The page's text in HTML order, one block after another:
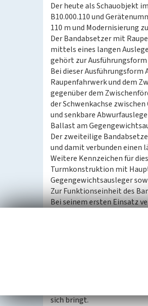
Der heute als Schauobjekt
B10.000.110 und
110 m und Modernisierung
Der Bandabsetzer mit
mittels eines langen
gehört zur Ausführungsform
Bei dieser Ausführungsform
Raupenfahrwerk und dem
gegenüber dem
der Schwenkachse
und senkbare
Ballast am
Der zweiteilige
und damit verbunden einen
Weitere Kennzeichen für
Turmkonstruktion mit
Gegengewichtsausleger
Zur Funktionseinheit des
Bei seinem ersten Einsatz
Vorschnitt und dem
Sanierungsarbeiten
1999 prägte die Silhouette
Mit Hilfe seines langen
aufgeschüttet, einer
(Markkleeberger See und
Ihm kommt
Zudem ist dieser
sich bringt.